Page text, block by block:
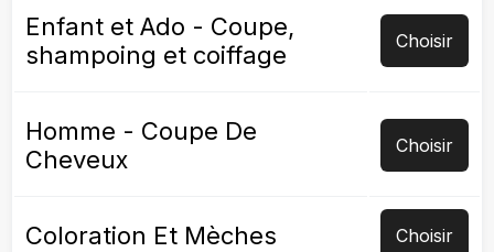
Enfant et Ado - Coupe,
shampoing et coiffage
Choisir
Homme - Coupe De
Cheveux
Choisir
Coloration Et Mèches Choisir